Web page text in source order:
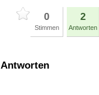
0
Stimmen
2
Antworten
Antworten